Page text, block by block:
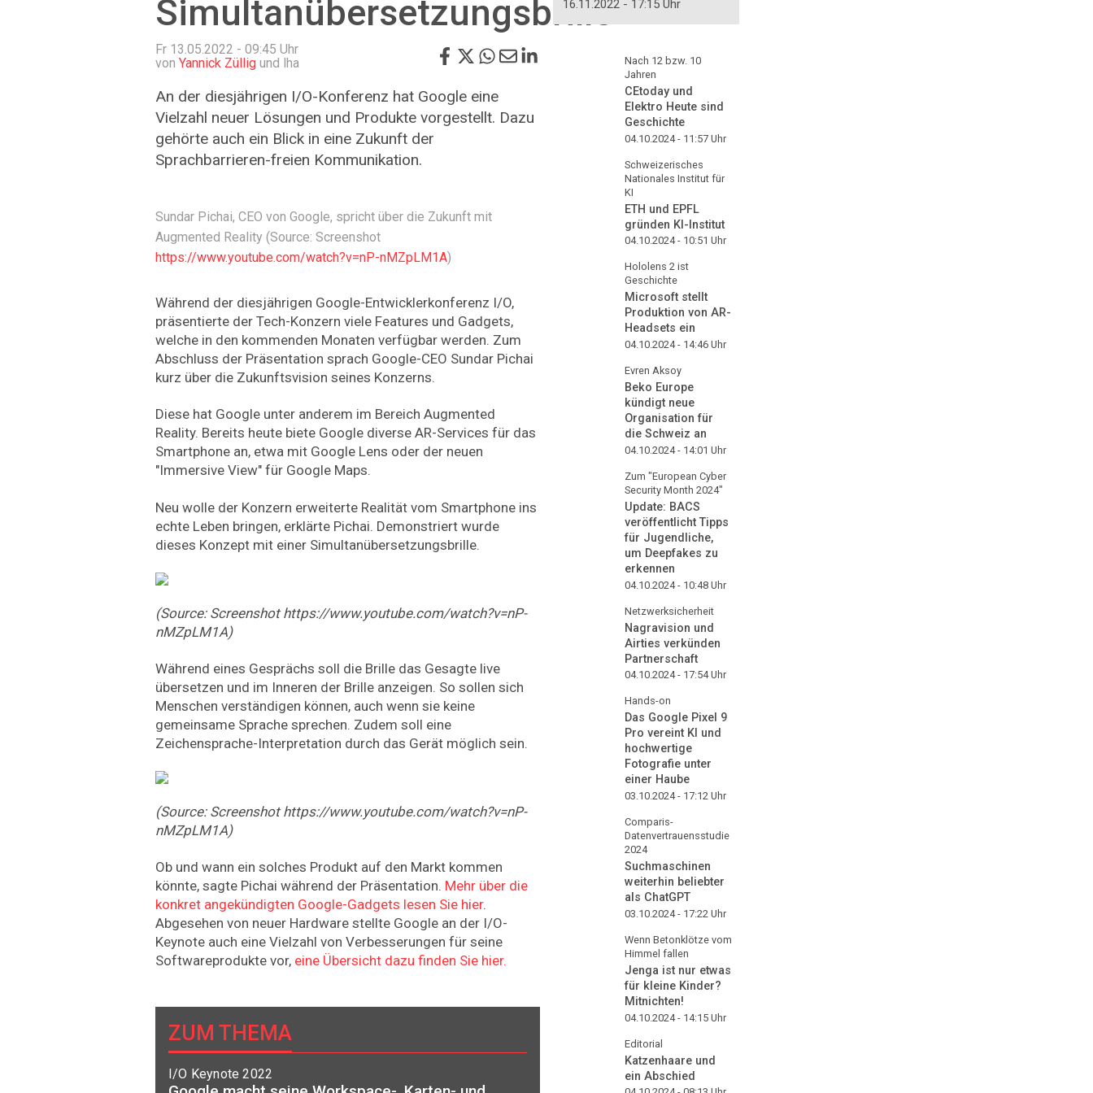
Simultanübersetzungsbrille
Fr 13.05.2022 - 09:45 Uhr
von Yannick Züllig und lha
An der diesjährigen I/O-Konferenz hat Google eine
Vielzahl neuer Lösungen und Produkte vorgestellt. Dazu
gehörte auch ein Blick in eine Zukunft der
Sprachbarrieren-freien Kommunikation.
Sundar Pichai, CEO von Google, spricht über die Zukunft mit
Augmented Reality (Source: Screenshot
https://www.youtube.com/watch?v=nP-nMZpLM1A)
Während der diesjährigen Google-Entwicklerkonferenz I/O,
präsentierte der Tech-Konzern viele Features und Gadgets,
welche in den kommenden Monaten verfügbar werden. Zum
Abschluss der Präsentation sprach Google-CEO Sundar Pichai
kurz über die Zukunftsvision seines Konzerns.
Diese hat Google unter anderem im Bereich Augmented
Reality. Bereits heute biete Google diverse AR-Services für das
Smartphone an, etwa mit Google Lens oder der neuen
"Immersive View" für Google Maps.
Neu wolle der Konzern erweiterte Realität vom Smartphone ins
echte Leben bringen, erklärte Pichai. Demonstriert wurde
dieses Konzept mit einer Simultanübersetzungsbrille.
(Source: Screenshot https://www.youtube.com/watch?v=nP-
nMZpLM1A)
Während eines Gesprächs soll die Brille das Gesagte live
übersetzen und im Inneren der Brille anzeigen. So sollen sich
Menschen verständigen können, auch wenn sie keine
gemeinsame Sprache sprechen. Zudem soll eine
Zeichensprache-Interpretation durch das Gerät möglich sein.
(Source: Screenshot https://www.youtube.com/watch?v=nP-
nMZpLM1A)
Ob und wann ein solches Produkt auf den Markt kommen
könnte, sagte Pichai während der Präsentation. Mehr über die
konkret angekündigten Google-Gadgets lesen Sie hier.
Abgesehen von neuer Hardware stellte Google an der I/O-
Keynote auch eine Vielzahl von Verbesserungen für seine
Softwareprodukte vor, eine Übersicht dazu finden Sie hier.
ZUM THEMA
I/O Keynote 2022
16.11.2022 - 17:15 Uhr
Nach 12 bzw. 10
Jahren
CEtoday und
Elektro Heute sind
Geschichte
04.10.2024 - 11:57 Uhr
Schweizerisches
Nationales Institut für
KI
ETH und EPFL
gründen KI-Institut
04.10.2024 - 10:51 Uhr
Hololens 2 ist
Geschichte
Microsoft stellt
Produktion von AR-
Headsets ein
04.10.2024 - 14:46 Uhr
Evren Aksoy
Beko Europe
kündigt neue
Organisation für
die Schweiz an
04.10.2024 - 14:01 Uhr
Zum "European Cyber
Security Month 2024"
Update: BACS
veröffentlicht Tipps
für Jugendliche,
um Deepfakes zu
erkennen
04.10.2024 - 10:48 Uhr
Netzwerksicherheit
Nagravision und
Airties verkünden
Partnerschaft
04.10.2024 - 17:54Uhr
Hands-on
Das Google Pixel 9
Pro vereint KI und
hochwertige
Fotografie unter
einer Haube
03.10.2024 - 17:12 Uhr
Comparis-
Datenvertrauensstudie
2024
Suchmaschinen
weiterhin beliebter
als ChatGPT
03.10.2024 - 17:22 Uhr
Wenn Betonklötze vom
Himmel fallen
Jenga ist nur etwas
für kleine Kinder?
Mitnichten!
04.10.2024 - 14:15 Uhr
Editorial
Katzenhaare und
ein Abschied